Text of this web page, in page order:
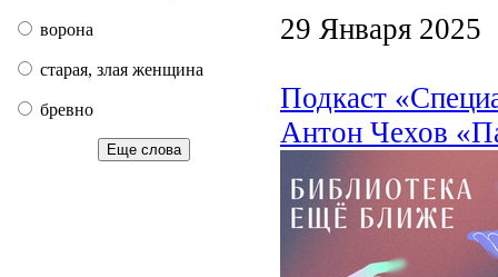
ворона
старая, злая женщина
бревно
Еще слова
29 Января 2025
Подкаст
Антон Чехов